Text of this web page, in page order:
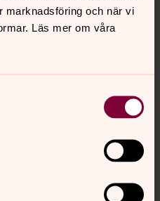
marknadsföring och när vi
Läs mer om våra